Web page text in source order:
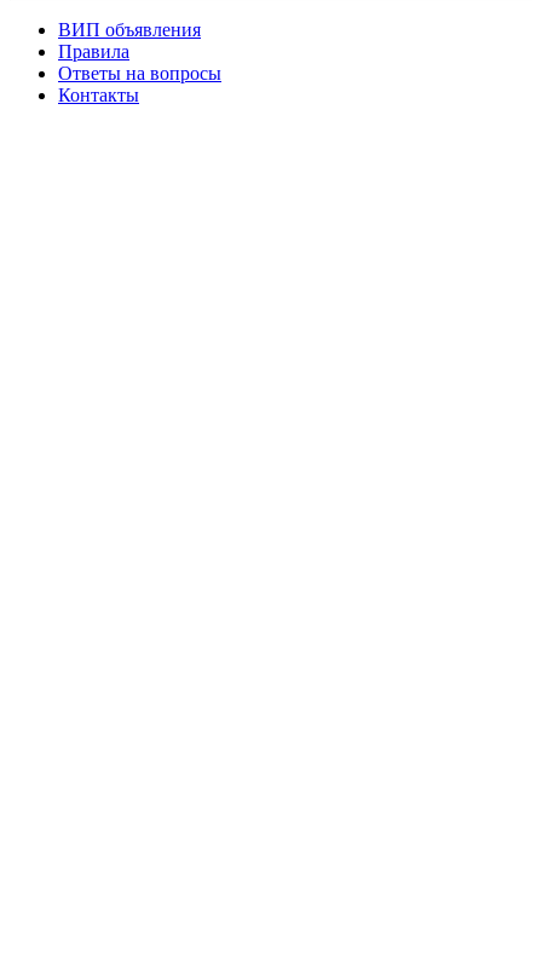
ВИП объявления
Правила
Ответы на вопросы
Контакты